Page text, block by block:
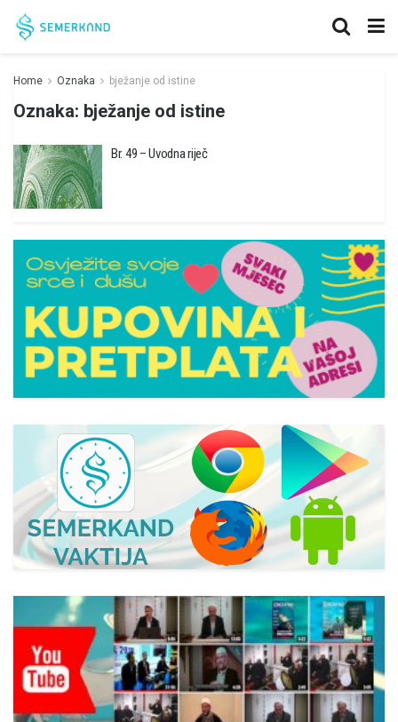
Home Oznaka bježanje od istine
Oznaka: bježanje od istine
Br. 49 – Uvodna riječ